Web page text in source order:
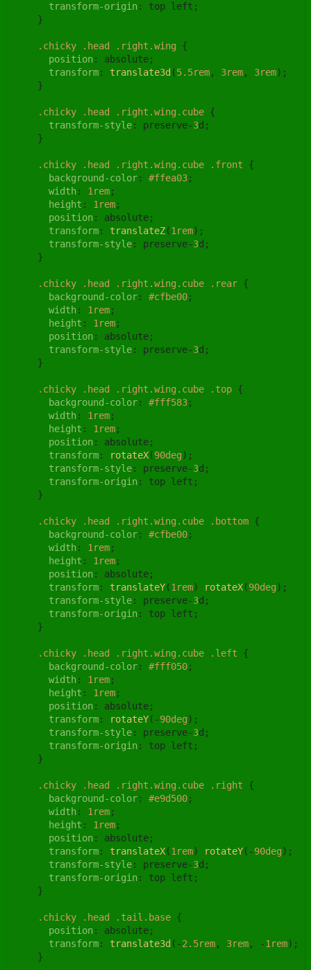
transform-origin: top left;
    }
.chicky .head .right .wing {
position: absolute;
transform: translate3d (5.5rem, 3rem, 3rem);
    }
.chicky .head .right .wing.cube {
transform-style: preserve-3d;
    }
.chicky .head .right .wing.cube .front {
background-color: #ffea03;
width: 1rem;
height : 1rem;
position: absolute;
transform: translateZ(1rem);
transform-style: preserve-3d;
    }
.chicky .head .right .wing.cube .rear {
background-color: #cfbe00;
width: 1rem;
height : 1rem;
position: absolute;
transform-style: preserve-3d;
    }
.chicky .head .right .wing.cube .top {
background-color: #fff583;
width: 1rem;
height : 1rem;
position: absolute;
transform: rotateX(90deg);
transform-style: preserve-3d;
transform-origin: top left;
    }
.chicky .head .right .wing.cube .bottom {
background-color: #cfbe00;
width: 1rem;
height : 1rem;
position: absolute;
transform: translateY(1rem) rotateX(90deg);
transform-style: preserve-3d;
transform-origin: top left;
    }
.chicky .head .right .wing.cube .left {
background-color: #fff050;
width: 1rem;
height : 1rem;
position: absolute;
transform: rotateY(-90deg);
transform-style: preserve-3d;
transform-origin: top left;
    }
.chicky .head .right .wing.cube .right {
background-color: #e9d500;
width: 1rem;
height : 1rem;
position: absolute;
transform: translateX(1rem) rotateY(-90deg);
transform-style: preserve-3d;
transform-origin: top left;
    }
.chicky .head .tail .base {
position: absolute;
transform: translate3d (-2.5rem, 3rem, -1rem);
    }